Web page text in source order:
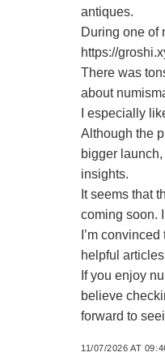
antiques.
During one of
https://
There was
about
I especially
Although the
bigger
insights.
It seems that
coming soon.
I’m
helpful
If you enjoy
believe
forward to
11/07/2026 AT